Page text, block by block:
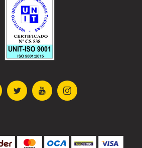
  